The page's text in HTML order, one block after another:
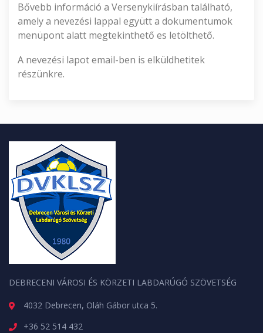
Bővebb információ a Versenykiírásban található,
amely a nevezési lappal együtt a dokumentumok
menüpont alatt megtekinthető es letölthető.
A nevezési lapot email-ben is elküldhetitek
részünkre.
DEBRECENI VÁROSI ÉS KÖRZETI LABDARÚGÓ SZÖVETSÉG
4032 Debrecen, Oláh Gábor utca 5.
+36 52 514 432